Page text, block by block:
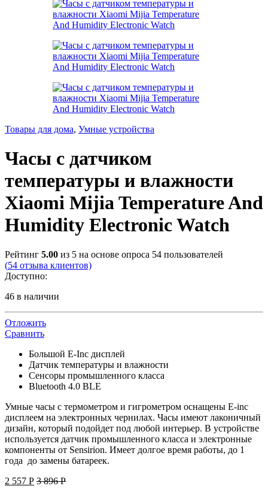
Товары для дома, Умные устройства
Часы с датчиком
температуры и влажности
Xiaomi Mijia Temperature And
Humidity Electronic Watch
Рейтинг 5.00 из 5 на основе опроса 54 пользователей
(54 отзыва клиентов)
Доступно:
46 в наличии
Отложить
Сравнить
Большой E-Inc дисплей
Датчик температуры и влажности
Сенсоры промышленного класса
Bluetooth 4.0 BLE
Умные часы с термометром и гигрометром оснащены E-inc
дисплеем на электронных чернилах. Часы имеют лаконичный
дизайн, который подойдет под любой интерьер. В устройстве
используется датчик промышленного класса и электронные
компоненты от Sensirion. Имеет долгое время работы, до 1
года до замены батареек.
2 557 Р 3 896Р